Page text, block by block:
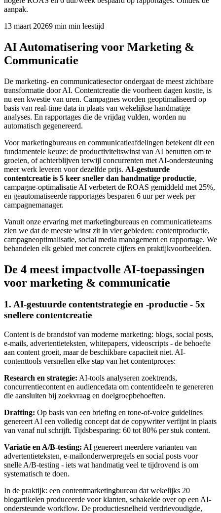
aanpak.
13 maart 20269 min min leestijd
AI Automatisering voor Marketing &
Communicatie
De marketing- en communicatiesector ondergaat de meest zichtbare
transformatie door AI. Contentcreatie die voorheen dagen kostte, is
nu een kwestie van uren. Campagnes worden geoptimaliseerd op
basis van real-time data in plaats van wekelijkse handmatige
analyses. En rapportages die de vrijdag vulden, worden nu
automatisch gegenereerd.
Voor marketingbureaus en communicatieafdelingen betekent dit een
fundamentele keuze: de productiviteitswinst van AI benutten om te
groeien, of achterblijven terwijl concurrenten met AI-ondersteuning
meer werk leveren voor dezelfde prijs. AI-gestuurde
contentcreatie is 5 keer sneller dan handmatige productie,
campagne-optimalisatie AI verbetert de ROAS gemiddeld met 25%,
en geautomatiseerde rapportages besparen 6 uur per week per
campagnemanager.
Vanuit onze ervaring met marketingbureaus en communicatieteams
zien we dat de meeste winst zit in vier gebieden: contentproductie,
campagneoptimalisatie, social media management en rapportage. We
behandelen elk gebied met concrete cijfers en praktijkvoorbeelden.
De 4 meest impactvolle AI-toepassingen
voor marketing & communicatie
1. AI-gestuurde contentstrategie en -productie - 5x
snellere contentcreatie
Content is de brandstof van moderne marketing: blogs, social posts,
e-mails, advertentieteksten, whitepapers, videoscripts - de behoefte
aan content groeit, maar de beschikbare capaciteit niet. AI-
contenttools versnellen elke stap van het contentproces:
Research en strategie: AI-tools analyseren zoektrends,
concurrentiecontent en audiencedata om contentideeën te genereren
die aansluiten bij zoekvraag en doelgroepbehoeften.
Drafting: Op basis van een briefing en tone-of-voice guidelines
genereert AI een volledig concept dat de copywriter verfijnt in plaats
van vanaf nul schrijft. Tijdsbesparing: 60 tot 80% per stuk content.
Variatie en A/B-testing: AI genereert meerdere varianten van
advertentieteksten, e-mailonderwerpregels en social posts voor
snelle A/B-testing - iets wat handmatig veel te tijdrovend is om
systematisch te doen.
In de praktijk: een contentmarketingbureau dat wekelijks 20
blogartikelen produceerde voor klanten, schakelde over op een AI-
ondersteunde workflow. De productiesnelheid verdrievoudigde,